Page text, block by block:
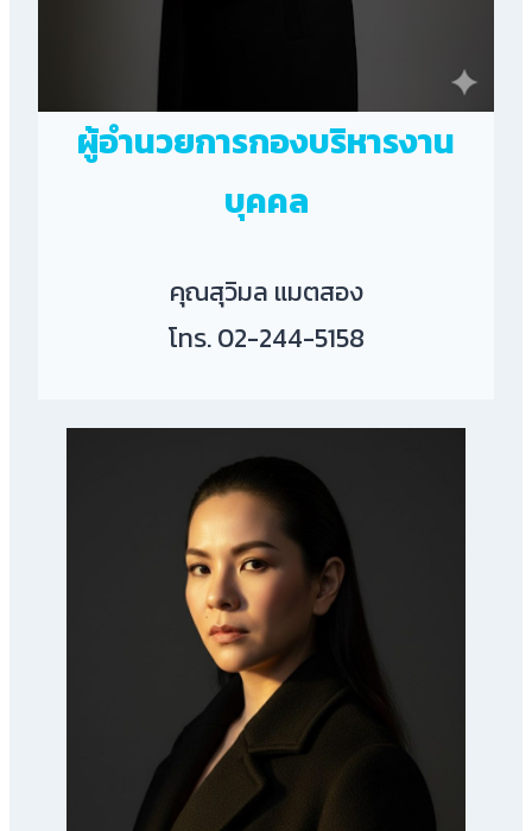
ผู้อำนวยการกองบริหารงาน
บุคคล
คุณสุวิมล แมตสอง
โทร. 02-244-5158